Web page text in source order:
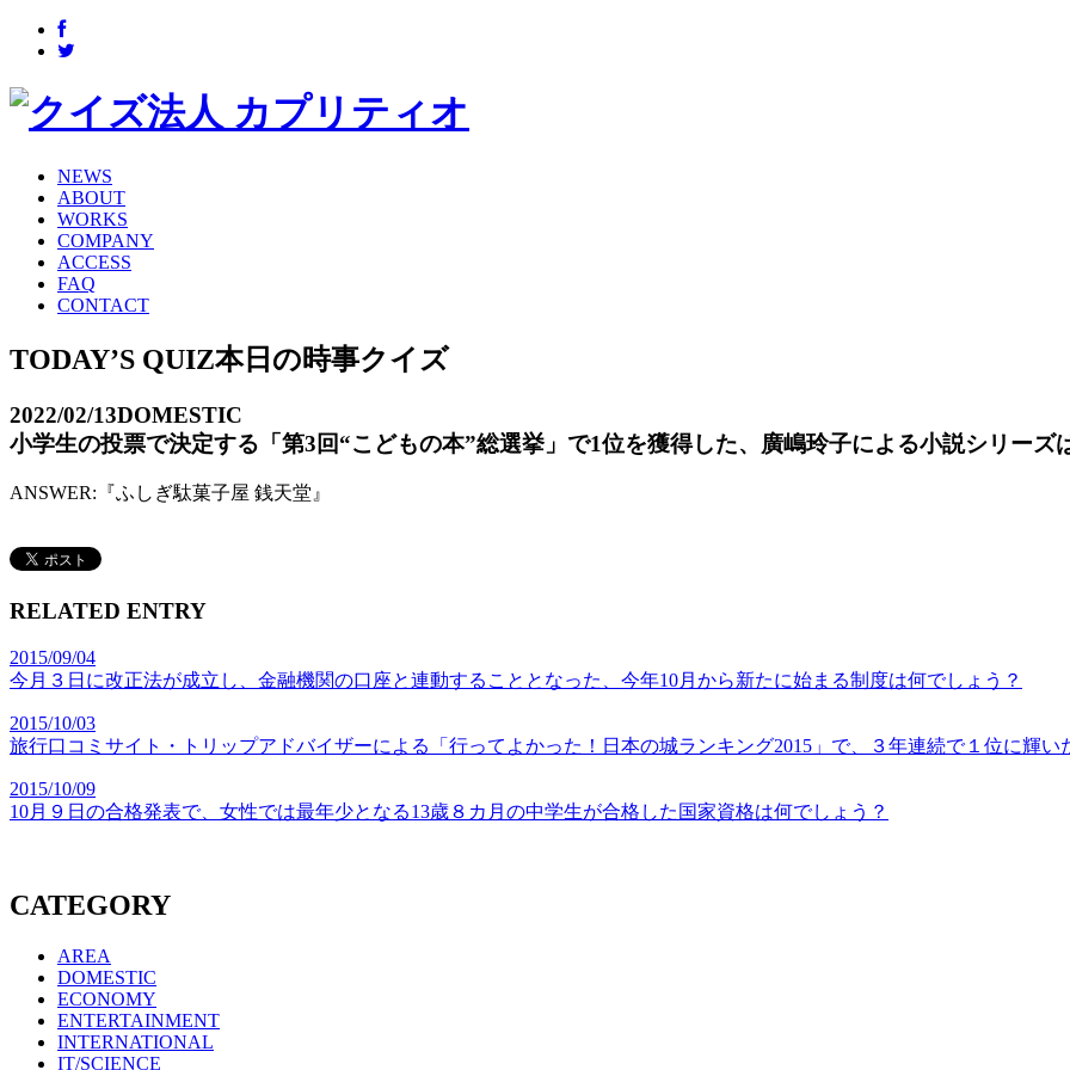
NEWS
ABOUT
WORKS
COMPANY
ACCESS
FAQ
CONTACT
TODAY’S QUIZ本日の時事クイズ
2022/02/13DOMESTIC
小学生の投票で決定する「第3回“こどもの本”総選挙」で1位を獲得した、廣嶋玲子による小説シリーズ
ANSWER: 『ふしぎ駄菓子屋 銭天堂』
RELATED ENTRY
2015/09/04
今月３日に改正法が成立し、金融機関の口座と連動することとなった、今年10月から新たに始まる制度は何でしょう？
2015/10/03
旅行口コミサイト・トリップアドバイザーによる「行ってよかった！日本の城ランキング2015」で、３年連続で１位に輝い
2015/10/09
10月９日の合格発表で、女性では最年少となる13歳８カ月の中学生が合格した国家資格は何でしょう？
CATEGORY
AREA
DOMESTIC
ECONOMY
ENTERTAINMENT
INTERNATIONAL
IT/SCIENCE